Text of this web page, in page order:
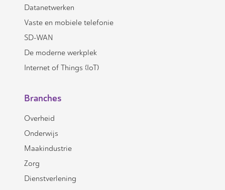
Datanetwerken
Vaste en mobiele telefonie
SD-WAN
De moderne werkplek
Internet of Things (IoT)
Branches
Overheid
Onderwijs
Maakindustrie
Zorg
Dienstverlening